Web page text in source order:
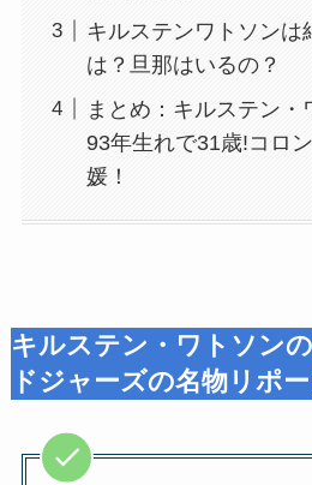
キルステンワトソンは
は？旦那はいるの？
まとめ：キルステン・
93年生れで31歳!コロ
媛！
キルステン・ワトソン
ドジャーズの名物リポー